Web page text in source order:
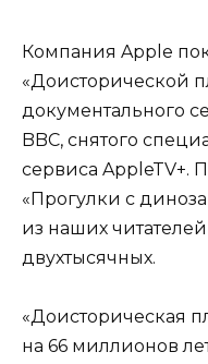
Компания Apple
«Доисторической
документального
BBC, снятого
сервиса AppleTV+.
«Прогулки с
из наших
двухтысячных.
«Доисторическая
на 66 миллионов